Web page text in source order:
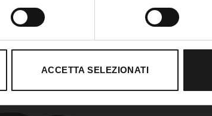
ACCETTA SELEZIONATI